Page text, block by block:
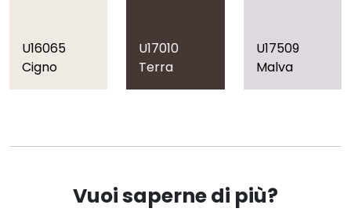
U16065
Cigno
U17010
Terra
U17509
Malva
Vuoi saperne di più?